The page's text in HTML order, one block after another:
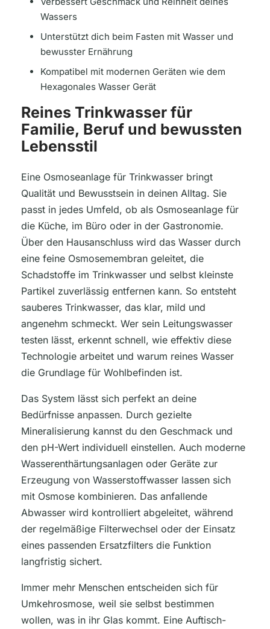
Wassers
Unterstützt dich beim Fasten mit Wasser und
bewusster Ernährung
Kompatibel mit modernen Geräten wie dem
Hexagonales Wasser Gerät
Reines Trinkwasser für
Familie, Beruf und bewussten
Lebensstil
Eine Osmoseanlage für Trinkwasser bringt
Qualität und Bewusstsein in deinen Alltag. Sie
passt in jedes Umfeld, ob als Osmoseanlage für
die Küche, im Büro oder in der Gastronomie.
Über den Hausanschluss wird das Wasser durch
eine feine Osmosemembran geleitet, die
Schadstoffe im Trinkwasser und selbst kleinste
Partikel zuverlässig entfernen kann. So entsteht
sauberes Trinkwasser, das klar, mild und
angenehm schmeckt. Wer sein Leitungswasser
testen lässt, erkennt schnell, wie effektiv diese
Technologie arbeitet und warum reines Wasser
die Grundlage für Wohlbefinden ist.
Das System lässt sich perfekt an deine
Bedürfnisse anpassen. Durch gezielte
Mineralisierung kannst du den Geschmack und
den pH-Wert individuell einstellen. Auch moderne
Wasserenthärtungsanlagen oder Geräte zur
Erzeugung von Wasserstoffwasser lassen sich
mit Osmose kombinieren. Das anfallende
Abwasser wird kontrolliert abgeleitet, während
der regelmäßige Filterwechsel oder der Einsatz
eines passenden Ersatzfilters die Funktion
langfristig sichert.
Immer mehr Menschen entscheiden sich für
Umkehrosmose, weil sie selbst bestimmen
wollen, was in ihr Glas kommt. Eine Auftisch-